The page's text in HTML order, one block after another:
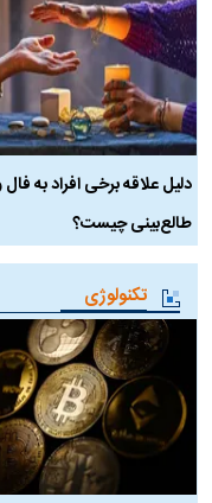
دلیل علاقه برخی افراد به فال
طالع‌بینی چیست؟
تکنولوژی